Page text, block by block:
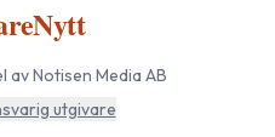
av Notisen Media AB
utgivare